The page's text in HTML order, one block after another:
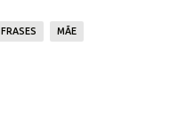
FRASES MÃE